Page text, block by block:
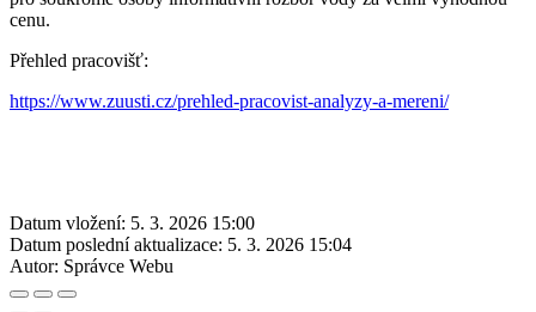
cenu.
Přehled pracovišť:
https://www.zuusti.cz/prehled-pracovist-analyzy-a-mereni/
Datum vložení: 5. 3. 2026 15:00
Datum poslední aktualizace: 5. 3. 2026 15:04
Autor: Správce Webu